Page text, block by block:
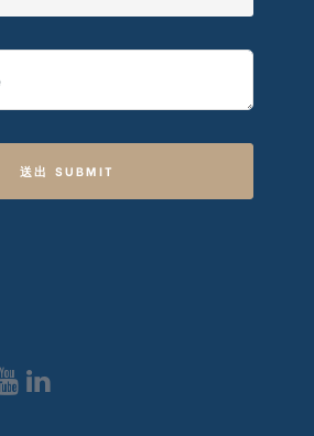
送出 SUBMIT